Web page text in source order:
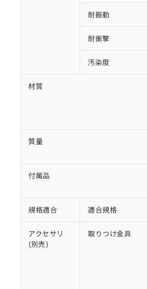
耐振動
耐衝撃
汚染度
材質
質量
付属品
規格適合 適合規格
アクセサリ
(別売)
取りつけ金具